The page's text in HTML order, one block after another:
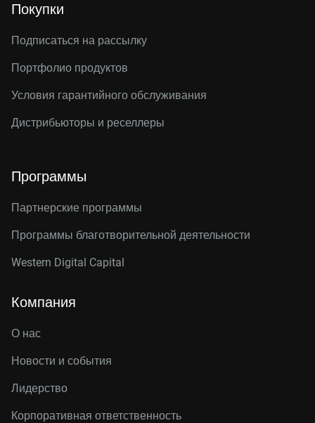
Покупки
Подписаться на рассылку
Портфолио продуктов
Условия гарантийного обслуживания
Дистрибьюторы и реселлеры
Программы
Партнерские программы
Программы благотворительной деятельности
Western Digital Capital
Компания
О нас
Новости и события
Лидерство
Корпоративная ответственность